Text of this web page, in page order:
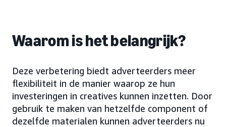
Waarom is het belangrijk?
Deze verbetering biedt adverteerders meer
flexibiliteit in de manier waarop ze hun
investeringen in creatives kunnen inzetten. Door
gebruik te maken van hetzelfde component of
dezelfde materialen kunnen adverteerders nu